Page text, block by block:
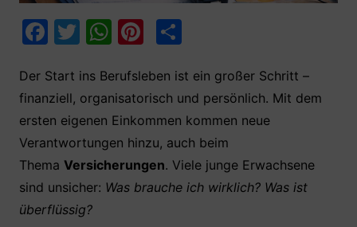
F
c
e
b
o
o
k
T
itt
er
W
at
s
A
p
p
Pi
er
e
st
T
le
n
Der Start ins Berufsleben ist ein großer Schritt –
finanziell, organisatorisch und persönlich. Mit dem
ersten eigenen Einkommen kommen neue
Verantwortungen hinzu, auch beim
Thema Versicherungen. Viele junge Erwachsene
sind unsicher: Was brauche ich wirklich? Was ist
überflüssig?